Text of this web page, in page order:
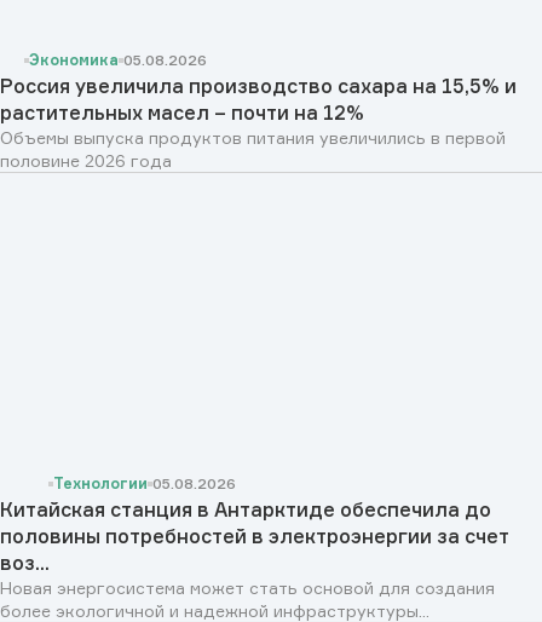
Экономика 05.08.2026
Россия увеличила производство сахара на 15,5% и
растительных масел – почти на 12%
Объемы выпуска продуктов питания увеличились в первой
половине 2026 года
Технологии 05.08.2026
Китайская станция в Антарктиде обеспечила до
половины потребностей в электроэнергии за счет
воз...
Новая энергосистема может стать основой для создания
более экологичной и надежной инфраструктуры...